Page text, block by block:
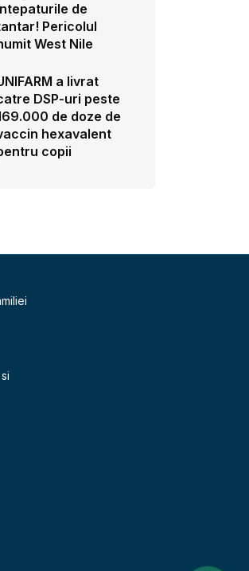
de
Pericolul
West Nile
a livrat
DSP-uri peste
de doze de
hexavalent
copii